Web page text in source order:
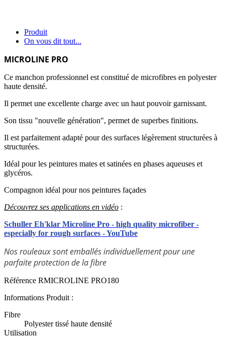
Produit
On vous dit tout...
MICROLINE PRO
Ce manchon professionnel est constitué de microfibres en polyester
haute densité.
Il permet une excellente charge avec un haut pouvoir garnissant.
Son tissu "nouvelle génération", permet de superbes finitions.
Il est parfaitement adapté pour des surfaces légèrement structurées à
structurées.
Idéal pour les peintures mates et satinées en phases aqueuses et
glycéros.
Compagnon idéal pour nos peintures façades
Découvrez ses applications en vidéo :
Schuller Eh'klar Microline Pro - high quality microfiber -
especially for rough surfaces - YouTube
Nos rouleaux sont emballés individuellement pour une
parfaite protection de la fibre
Référence RMICROLINE PRO180
Informations Produit :
Fibre
Polyester tissé haute densité
Utilisation